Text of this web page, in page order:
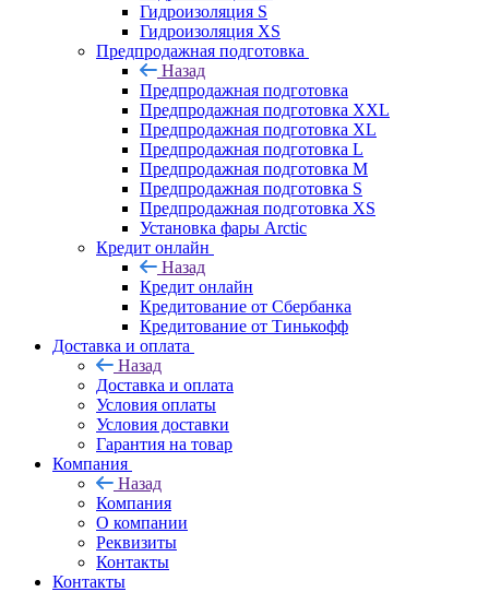
Гидроизоляция S
Гидроизоляция XS
Предпродажная подготовка
Назад
Предпродажная подготовка
Предпродажная подготовка XXL
Предпродажная подготовка XL
Предпродажная подготовка L
Предпродажная подготовка M
Предпродажная подготовка S
Предпродажная подготовка XS
Установка фары Arctic
Кредит онлайн
Назад
Кредит онлайн
Кредитование от Сбербанка
Кредитование от Тинькофф
Доставка и оплата
Назад
Доставка и оплата
Условия оплаты
Условия доставки
Гарантия на товар
Компания
Назад
Компания
О компании
Реквизиты
Контакты
Контакты